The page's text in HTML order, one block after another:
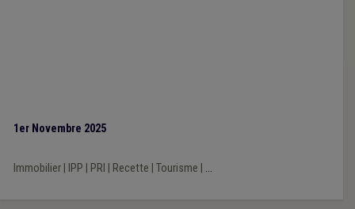
1er Novembre 2025
Immobilier| IPP PRI Recette Tourisme ...